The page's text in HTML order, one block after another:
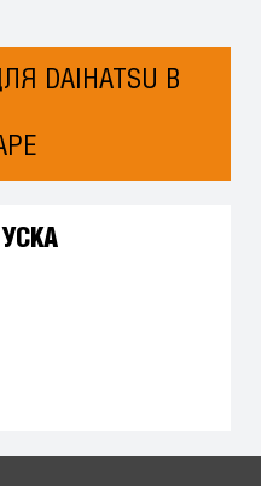
DAIHATSU В